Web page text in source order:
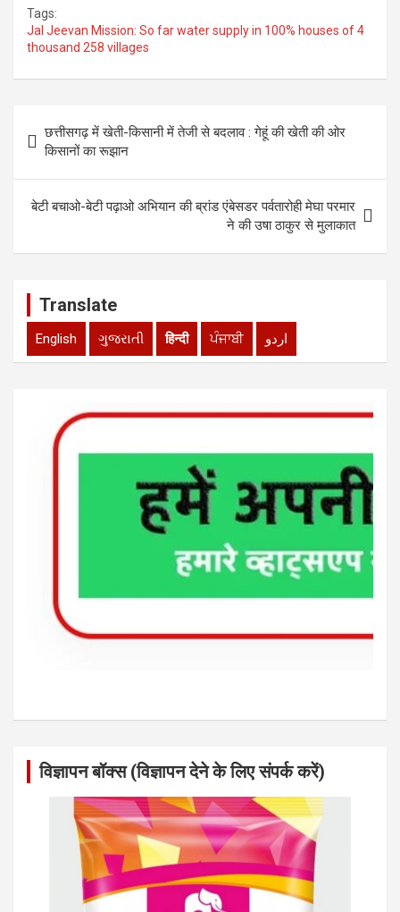
at
s
A
p
p
ce
b
o
o
k
tt
er
ke
n
ail ar
Tags:
Jal Jeevan Mission: So far water supply in 100% houses of 4
thousand 258 villages
navigation
छत्तीसगढ़ में खेती-किसानी में तेजी से बदलाव : गेहूं की खेती की ओर
किसानों का रूझान
बेटी बचाओ-बेटी पढ़ाओ अभियान की ब्रांड एंबेसडर पर्वतारोही मेघा परमार
ने की उषा ठाकुर से मुलाकात
Translate
English ગુજરાતી हिन्दी ਪੰਜਾਬੀ اردو
विज्ञापन बॉक्स (विज्ञापन देने के लिए संपर्क करें)